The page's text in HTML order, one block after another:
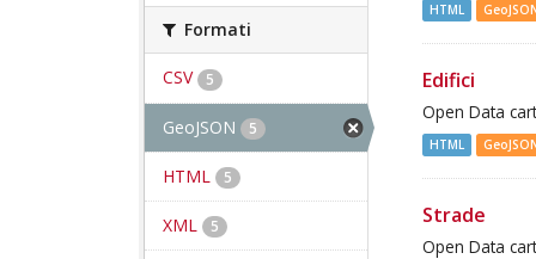
Formati
CSV 5
GeoJSON 5
HTML 5
XML 5
HTML
Edifici
Open Data
HTML
Strade
Open Data